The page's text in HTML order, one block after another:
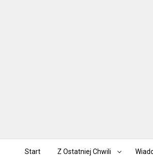
Start Z Ostatniej Chwili